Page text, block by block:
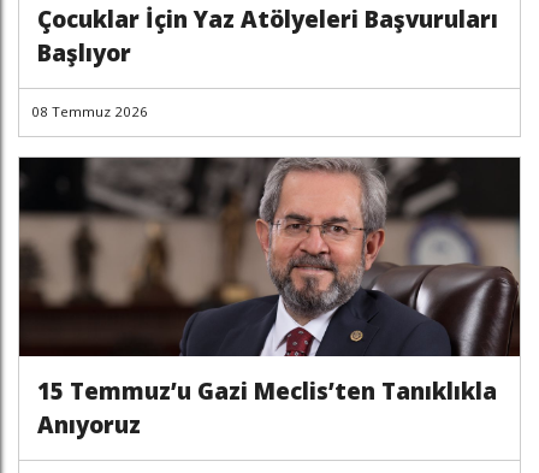
Çocuklar İçin Yaz Atölyeleri Başvuruları
Başlıyor
08 Temmuz 2026
15 Temmuz’u Gazi Meclis’ten Tanıklıkla
Anıyoruz